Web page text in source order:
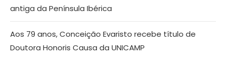
antiga da Península Ibérica
Aos 79 anos, Conceição Evaristo recebe título de
Doutora Honoris Causa da UNICAMP